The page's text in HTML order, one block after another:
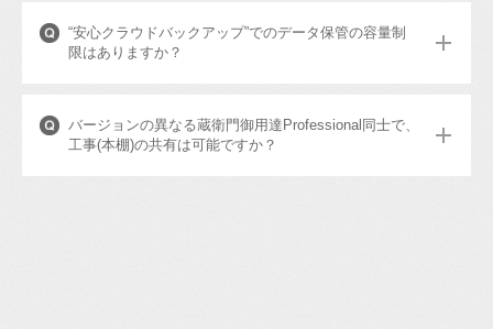
“安心クラウドバックアップ”でのデータ保管の容量制
限はありますか？
バージョンの異なる蔵衛門御用達Professional同士で、
工事(本棚)の共有は可能ですか？